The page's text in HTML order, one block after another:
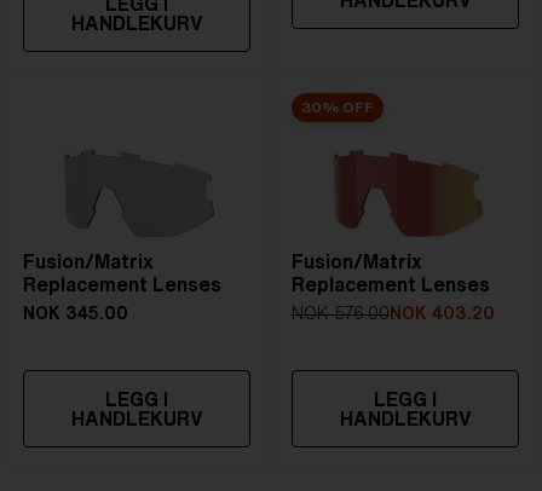
HANDLEKURV
Fusion/Matrix
Replacement Lenses
NOK 345.00
LEGG I
HANDLEKURV
30% OFF
Fusion/Matrix
Replacement Lenses
NOK 576.00 NOK 403.20
LEGG I
HANDLEKURV